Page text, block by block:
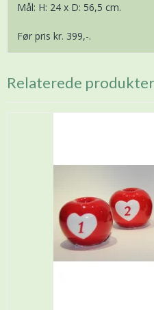
Mål: H: 24 x D: 56,5 cm.
Før pris kr. 399,-.
Relaterede produkter